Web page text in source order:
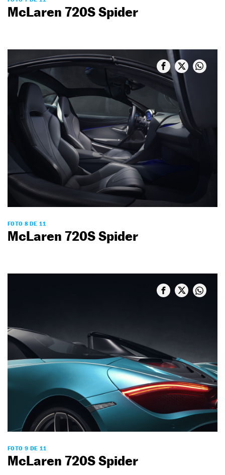
McLaren 720S Spider
FOTO 8 DE 11
McLaren 720S Spider
FOTO 9 DE 11
McLaren 720S Spider